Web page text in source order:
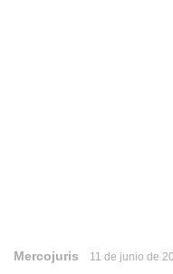
Mercojuris 11 de junio de